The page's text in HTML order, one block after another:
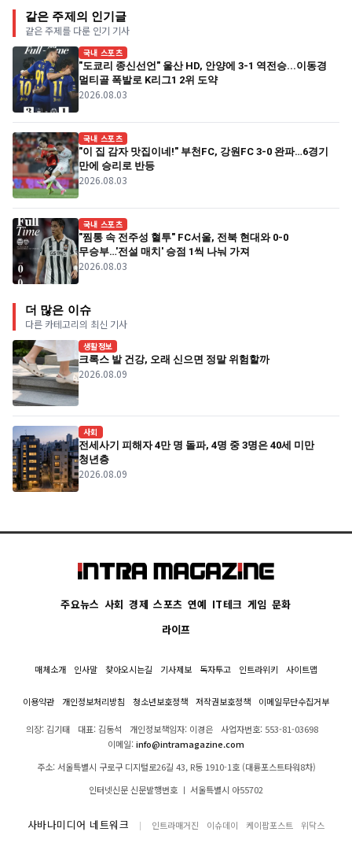
같은 주제의 인기글
같은 주제를 다룬 인기 기사
국내 스포츠
"도쿄리 종신선언" 울산 HD, 안양에 3-1 역전승...이동경
멀티골 폭발로 K리그1 2위 도약
2026.08.03
국내 스포츠
"이 집 감자 맛집이네!" 부천FC, 강원FC 3-0 완파…6경기
만에 승리로 반등
2026.08.03
국내 스포츠
"찜통 속 전주성 혈투" FC서울, 전북 현대와 0-0
무승부…'전설 매치' 승점 1씩 나눠 가져
2026.08.03
더 많은 이슈
다른 카테고리의 최신 기사
생활정보
크록스 발 건강, 오래 신으면 정말 위험할까
2026.08.09
사회
전세사기 피해자 4만 명 돌파, 4명 중 3명은 40세 미만
청년층
2026.08.09
주요뉴스 사회 경제 스포츠 연예 IT테크 게임 문화
라이프
매체소개 인사말 찾아오시는길 기사제보 독자투고 인트라위키 사이트맵
이용약관 개인정보처리방침 청소년보호정책 저작권보호정책 이메일무단수집거부
의장: 김기태 대표: 김동석 개인정보책임자: 이경은
사업자번호: 553-81-03698
이메일:info@intramagazine.com
주소: 서울특별시 구로구 디지털로26길 43, R동 1910-1호 (대륭포스트타워8차)
인터넷신문 신문발행번호 ㅣ 서울특별시 아55702
사바나미디어 네트워크 인트라매거진 이슈데이 케이팝포스트 위닥스